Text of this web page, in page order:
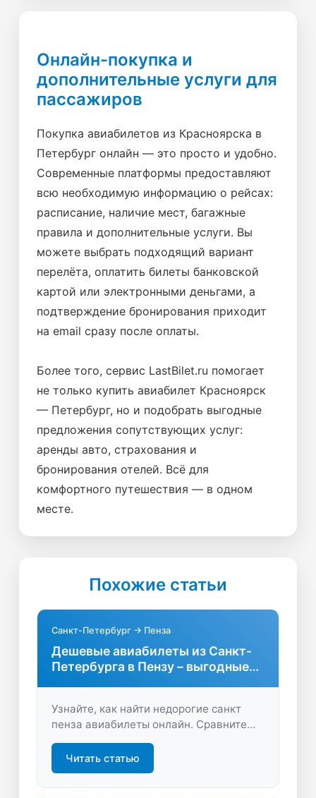
Онлайн-покупка и
дополнительные услуги для
пассажиров
Покупка авиабилетов из Красноярска в
Петербург онлайн — это просто и удобно.
Современные платформы предоставляют
всю необходимую информацию о рейсах:
расписание, наличие мест, багажные
правила и дополнительные услуги. Вы
можете выбрать подходящий вариант
перелёта, оплатить билеты банковской
картой или электронными деньгами, а
подтверждение бронирования приходит
на email сразу после оплаты.
Более того, сервис LastBilet.ru помогает
не только купить авиабилет Красноярск
— Петербург, но и подобрать выгодные
предложения сопутствующих услуг:
аренды авто, страхования и
бронирования отелей. Всё для
комфортного путешествия — в одном
месте.
Похожие статьи
Санкт-Петербург → Пенза
Дешевые авиабилеты из Санкт-
Петербурга в Пензу – выгодные
Узнайте, как найти недорогие санкт
пенза авиабилеты онлайн. Сравните
экономьте на перелёте! Удобный поиск
и бронирование билетов для вашего
Читать статью